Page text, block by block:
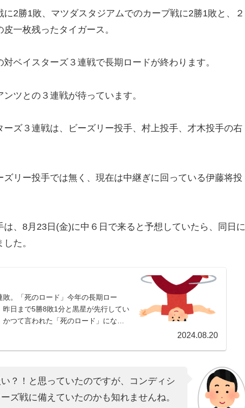
2勝1敗、マツダスタジアムでのカープ戦に2勝1敗と、２
一枚残ったタイガース。
ベイスターズ３連戦で長期ロードが終わります。
ツとの３連戦が待っています。
ズ３連戦は、ビーズリー投手、村上投手、才木投手の右
リー投手では無く、現在は中継ぎに回っている伊藤将投
、8月23日(金)に中６日で来ると予想していたら、同日に
た。
。「死のロード」今年の長期ロー
昨日まで5勝8敗1分と黒星が先行してい
つて言われた「死のロード」になり
2024.08.20
？！と思っていたのですが、コンディシ
ズ戦に備えていたのかも知れませんね。